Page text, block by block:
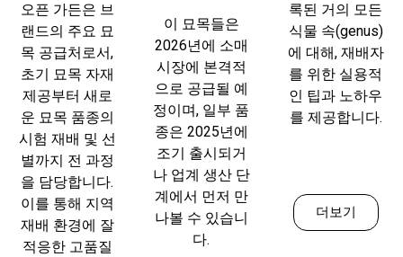
오픈 가든은 브
랜드의 주요 묘
목 공급처로서,
초기 묘목 자재
제공부터 새로
운 묘목 품종의
시험 재배 및 선
별까지 전 과정
을 담당합니다.
이를 통해 지역
재배 환경에 잘
적응한 고품질
이 묘목들은
2026년에 소매
시장에 본격적
으로 공급될 예
정이며, 일부 품
종은 2025년에
조기 출시되거
나 업계 생산 단
계에서 먼저 만
나볼 수 있습니
다.
록된 거의 모든
식물 속(genus)
에 대해, 재배자
를 위한 실용적
인 팁과 노하우
를 제공합니다.
더보기